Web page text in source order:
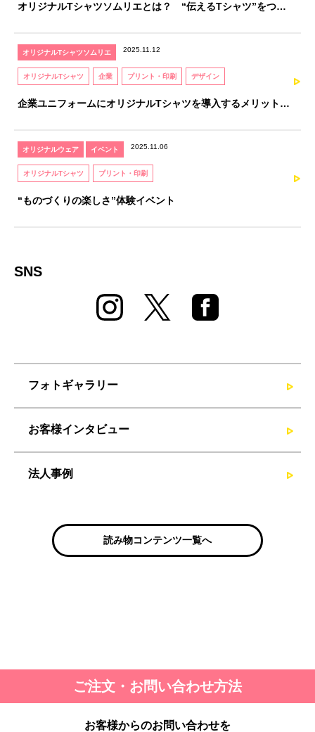
オリジナルTシャツソムリエとは？ “伝えるTシャツ”をつく
オリジナルTシャツソムリエ 2025.11.12
オリジナルTシャツ 企業 プリント・印刷 デザイン
企業ユニフォームにオリジナルTシャツを導入するメリットと
オリジナルウェア イベント 2025.11.06
オリジナルTシャツ プリント・印刷
“ものづくりの楽しさ”体験イベント
SNS
フォトギャラリー
お客様インタビュー
法人事例
読み物コンテンツ一覧へ
ご注文・お問い合わせ方法
お客様からのお問い合わせを